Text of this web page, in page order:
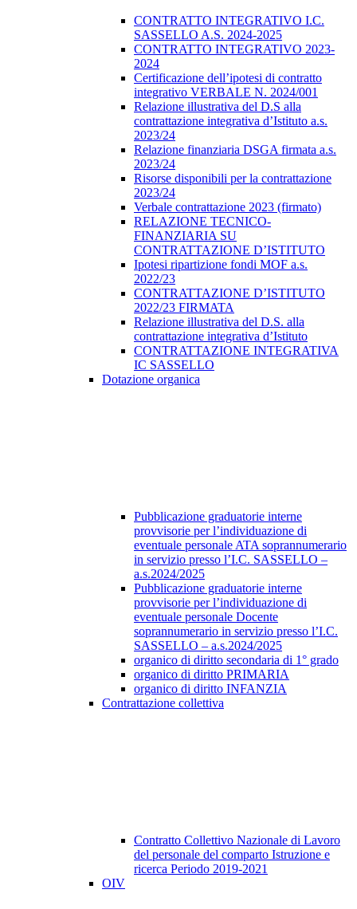
CONTRATTO INTEGRATIVO I.C.
SASSELLO A.S. 2024-2025
CONTRATTO INTEGRATIVO 2023-
2024
Certificazione dell’ipotesi di contratto
integrativo VERBALE N. 2024/001
Relazione illustrativa del D.S alla
contrattazione integrativa d’Istituto a.s.
2023/24
Relazione finanziaria DSGA firmata a.s.
2023/24
Risorse disponibili per la contrattazione
2023/24
Verbale contrattazione 2023 (firmato)
RELAZIONE TECNICO-
FINANZIARIA SU
CONTRATTAZIONE D’ISTITUTO
Ipotesi ripartizione fondi MOF a.s.
2022/23
CONTRATTAZIONE D’ISTITUTO
2022/23 FIRMATA
Relazione illustrativa del D.S. alla
contrattazione integrativa d’Istituto
CONTRATTAZIONE INTEGRATIVA
IC SASSELLO
Dotazione organica
Pubblicazione graduatorie interne
provvisorie per l’individuazione di
eventuale personale ATA soprannumerario
in servizio presso l’I.C. SASSELLO –
a.s.2024/2025
Pubblicazione graduatorie interne
provvisorie per l’individuazione di
eventuale personale Docente
soprannumerario in servizio presso l’I.C.
SASSELLO – a.s.2024/2025
organico di diritto secondaria di 1° grado
organico di diritto PRIMARIA
organico di diritto INFANZIA
Contrattazione collettiva
Contratto Collettivo Nazionale di Lavoro
del personale del comparto Istruzione e
ricerca Periodo 2019-2021
OIV